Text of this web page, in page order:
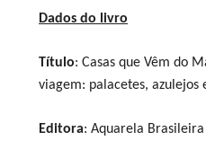
Dados do livro
Título: Casas que Vêm do
viagem: palacetes, azulejos
Editora: Aquarela